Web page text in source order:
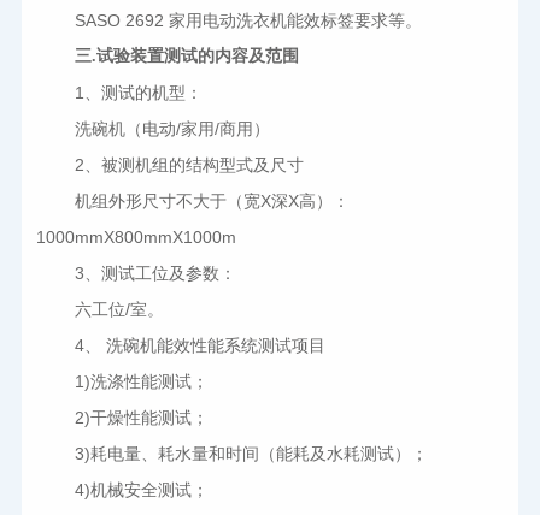
SASO 2692 家用电动洗衣机能效标签要求等。
三.试验装置测试的内容及范围
1
、测试的机型：
洗碗机（电动/家用/商用）
2 、被测机组的结构型式及尺寸
机组外形尺寸不大于（宽Χ深Χ高）：
1000mmΧ800mmΧ1000m
3 、测试工位及参数：
六工位/室。
4 、 洗碗机能效性能系统测试项目
1)洗涤性能测试；
2)干燥性能测试；
3)耗电量、耗水量和时间（能耗及水耗测试）；
4)机械安全测试；